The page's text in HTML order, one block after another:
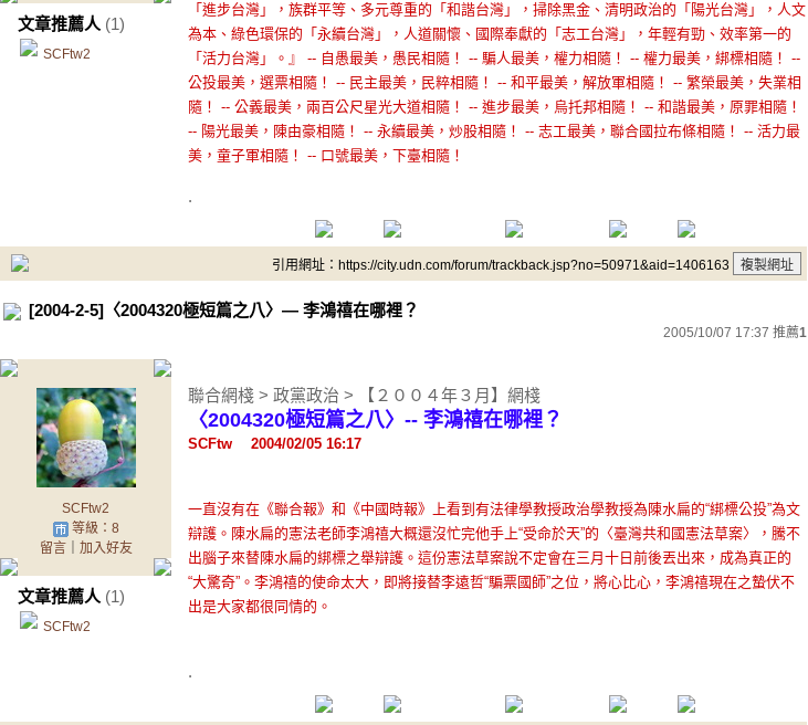
文章推薦人 (1)
SCFtw2
「進步台灣」，族群平等、多元尊重的「和諧台灣」，掃除黑金、清明政治的「陽光台灣」，人文
為本、綠色環保的「永續台灣」，人道關懷、國際奉獻的「志工台灣」，年輕有勁、效率第一的
「活力台灣」。』 -- 自愚最美，愚民相隨！ -- 騙人最美，權力相隨！ -- 權力最美，綁標相隨！ --
公投最美，選票相隨！ -- 民主最美，民粹相隨！ -- 和平最美，解放軍相隨！ -- 繁榮最美，失業相
隨！ -- 公義最美，兩百公尺星光大道相隨！ -- 進步最美，烏托邦相隨！ -- 和諧最美，原罪相隨！
-- 陽光最美，陳由豪相隨！ -- 永續最美，炒股相隨！ -- 志工最美，聯合國拉布條相隨！ -- 活力最
美，童子軍相隨！ -- 口號最美，下臺相隨！
.
引用網址：https://city.udn.com/forum/trackback.jsp?no=50971&aid=1406163
[2004-2-5]〈2004320極短篇之八〉— 李鴻禧在哪裡？
2005/10/07 17:37 推薦1
SCFtw2
等級：8
留言｜ 加入好友
文章推薦人 (1)
SCFtw2
聯合網棧 > 政黨政治 > 【２００４年３月】網棧
〈2004320極短篇之八〉-- 李鴻禧在哪裡？
SCFtw 2004/02/05 16:17
一直沒有在《聯合報》和《中國時報》上看到有法律學教授政治學教授為陳水扁的“綁標公投”為文
辯護。陳水扁的憲法老師李鴻禧大概還沒忙完他手上“受命於天”的〈臺灣共和國憲法草案〉，騰不
出腦子來替陳水扁的綁標之舉辯護。這份憲法草案說不定會在三月十日前後丟出來，成為真正的
“大驚奇”。李鴻禧的使命太大，即將接替李遠哲“騙票國師”之位，將心比心，李鴻禧現在之蟄伏不
出是大家都很同情的。
.